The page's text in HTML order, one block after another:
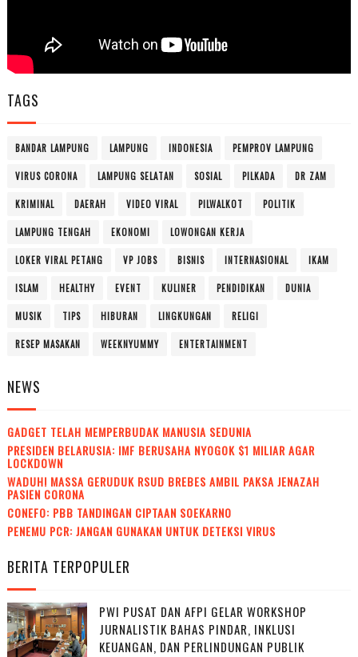
TAGS
BANDAR LAMPUNG LAMPUNG INDONESIA PEMPROV LAMPUNG
VIRUS CORONA LAMPUNG SELATAN SOSIAL PILKADA DR ZAM
KRIMINAL DAERAH VIDEO VIRAL PILWALKOT POLITIK
LAMPUNG TENGAH EKONOMI LOWONGAN KERJA
LOKER VIRAL PETANG VP JOBS BISNIS INTERNASIONAL IKAM
ISLAM HEALTHY EVENT KULINER PENDIDIKAN DUNIA
MUSIK TIPS HIBURAN LINGKUNGAN RELIGI
RESEP MASAKAN WEEKNYUMMY ENTERTAINMENT
NEWS
GADGET TELAH MEMPERBUDAK MANUSIA SEDUNIA
PRESIDEN BELARUSIA: IMF BERUSAHA NYOGOK $1 MILIAR AGAR
LOCKDOWN
WADUH! MASSA GERUDUK RSUD BREBES AMBIL PAKSA JENAZAH
PASIEN CORONA
CONEFO: PBB TANDINGAN CIPTAAN SOEKARNO
PENEMU PCR: JANGAN GUNAKAN UNTUK DETEKSI VIRUS
BERITA TERPOPULER
PWI PUSAT DAN AFPI GELAR WORKSHOP
JURNALISTIK BAHAS PINDAR, INKLUSI
KEUANGAN, DAN PERLINDUNGAN PUBLIK